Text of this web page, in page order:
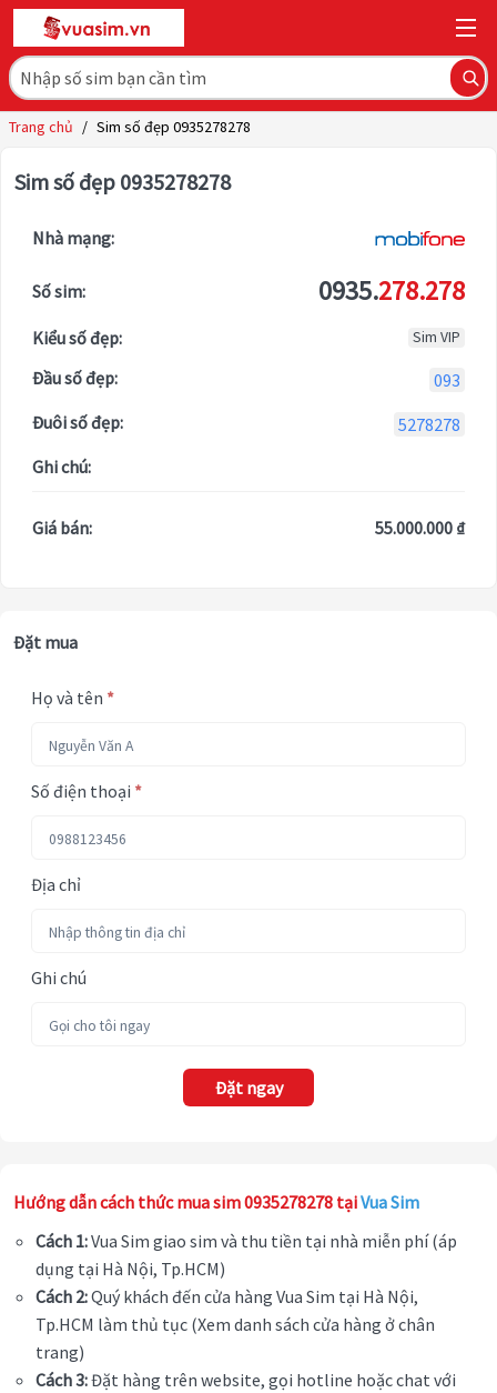
Trang chủ / Sim số đẹp 0935278278
Sim số đẹp 0935278278
Nhà mạng:
Số sim: 0935.278.278
Kiểu số đẹp: Sim VIP
Đầu số đẹp:
093
Đuôi số đẹp:
5278278
Ghi chú:
Giá bán: 55.000.000 ₫
Đặt mua
Họ và tên *
Số điện thoại *
Địa chỉ
Ghi chú
Đặt ngay
Hướng dẫn cách thức mua sim 0935278278 tạiVua Sim
Cách 1:Vua Sim giao sim và thu tiền tại nhà miễn phí (áp
dụng tại Hà Nội, Tp.HCM)
Cách 2:Quý khách đến cửa hàng Vua Sim tại Hà Nội,
Tp.HCM làm thủ tục (Xem danh sách cửa hàng ở chân
trang)
Cách 3:Đặt hàng trên website, gọi hotline hoặc chat với